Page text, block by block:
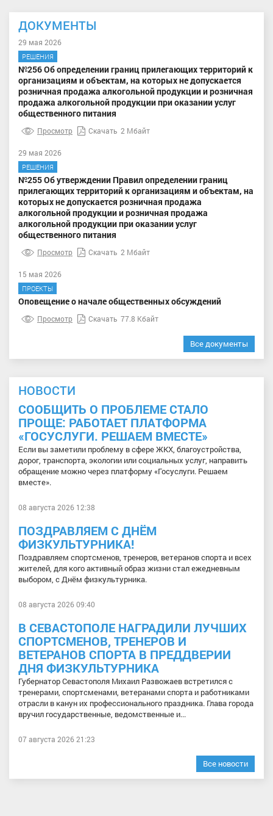
ДОКУМЕНТЫ
29 мая 2026
РЕШЕНИЯ
№256 Об определении границ прилегающих территорий к
организациям и объектам, на которых не допускается
розничная продажа алкогольной продукции и розничная
продажа алкогольной продукции при оказании услуг
общественного питания
Просмотр Скачать 2 Мбайт
29 мая 2026
РЕШЕНИЯ
№255 Об утверждении Правил определении границ
прилегающих территорий к организациям и объектам, на
которых не допускается розничная продажа
алкогольной продукции и розничная продажа
алкогольной продукции при оказании услуг
общественного питания
Просмотр Скачать 2 Мбайт
15 мая 2026
ПРОЕКТЫ
Оповещение о начале общественных обсуждений
Просмотр Скачать 77.8 Кбайт
Все документы
НОВОСТИ
СООБЩИТЬ О ПРОБЛЕМЕ СТАЛО
ПРОЩЕ: РАБОТАЕТ ПЛАТФОРМА
«ГОСУСЛУГИ. РЕШАЕМ ВМЕСТЕ»
Если вы заметили проблему в сфере ЖКХ, благоустройства,
дорог, транспорта, экологии или социальных услуг, направить
обращение можно через платформу «Госуслуги. Решаем
вместе».
08 августа 2026 12:38
ПОЗДРАВЛЯЕМ С ДНЁМ
ФИЗКУЛЬТУРНИКА!
Поздравляем спортсменов, тренеров, ветеранов спорта и всех
жителей, для кого активный образ жизни стал ежедневным
выбором, с Днём физкультурника.
08 августа 2026 09:40
В СЕВАСТОПОЛЕ НАГРАДИЛИ ЛУЧШИХ
СПОРТСМЕНОВ, ТРЕНЕРОВ И
ВЕТЕРАНОВ СПОРТА В ПРЕДДВЕРИИ
ДНЯ ФИЗКУЛЬТУРНИКА
Губернатор Севастополя Михаил Развожаев встретился с
тренерами, спортсменами, ветеранами спорта и работниками
отрасли в канун их профессионального праздника. Глава города
вручил государственные, ведомственные и...
07 августа 2026 21:23
Все новости